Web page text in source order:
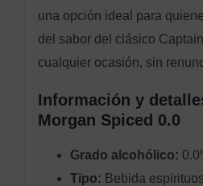
una opción ideal para
del sabor del clásico
cualquier ocasión, sin
Información y
Morgan Spiced 0.0
Grado alcohólico:
Tipo: Bebida